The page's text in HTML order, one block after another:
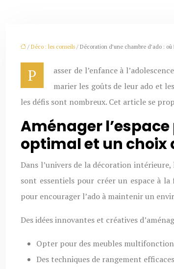
/ Déco : les conseils / Décoration d’une chambre d’ado :
Passer de l’enfance à l’adolescence est un grand pas, et cela se reflète souvent dans le désir de relooker sa chambre. Pour les parents, l’enjeu est de taille : réussir à
marier les goûts de leur ado et
les défis sont nombreux. Cet article se
Aménager
optimal et un choix
Dans l’univers de la décoration
sont essentiels pour créer un espace à
pour encourager l’ado à maintenir un
Des idées innovantes et créatives
Opter pour des meubles
Des techniques de rangement